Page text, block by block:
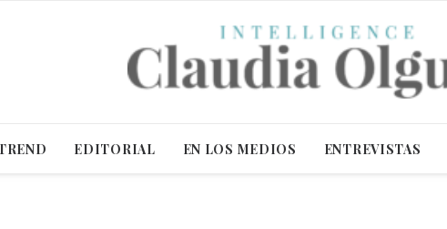
EDITORIAL EN LOS MEDIOS ENTREVISTAS